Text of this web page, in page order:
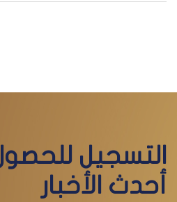
التسجيل
أحدث الأخبار